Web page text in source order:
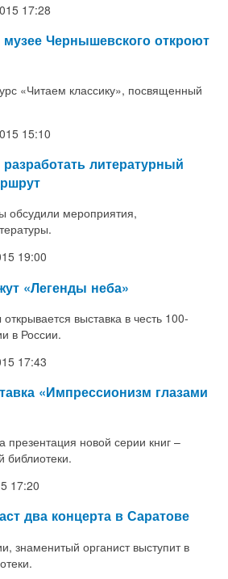
17:28
Чернышевского откроют
«Читаем классику», посвященный
15:10
литературный
обсудили мероприятия,
19:00
«Легенды неба»
выставка в честь 100-
в России.
17:43
«Импрессионизм глазами
презентация новой серии книг –
библиотеки.
17:20
два концерта в Саратове
знаменитый органист выступит в